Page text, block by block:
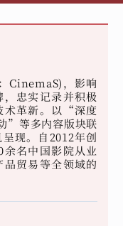
CinemaS)，影响
忠实记录并积极
术革新。以“深度
”等多内容版块联
现。自2012年创
名中国影院从业
贸易等全领域的